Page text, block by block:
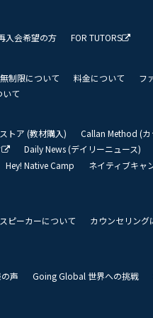
入会希望の方 FOR TUTORS
制限について 料金について
フ
いて
トア (教材購入)
Callan Method (カ
Daily News (デイリーニュース)
Hey! Native Camp ネイティブキャ
ピーカーについて
カウンセリング
声 Going Global 世界への挑戦